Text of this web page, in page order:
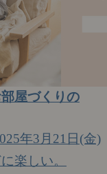
屋づくりの
年3月21日(金)
楽しい。